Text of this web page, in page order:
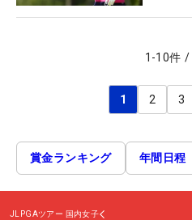
1 -10件 /
1 2 3
賞金ランキング 年間日程
JLPGAツアー 国内女子